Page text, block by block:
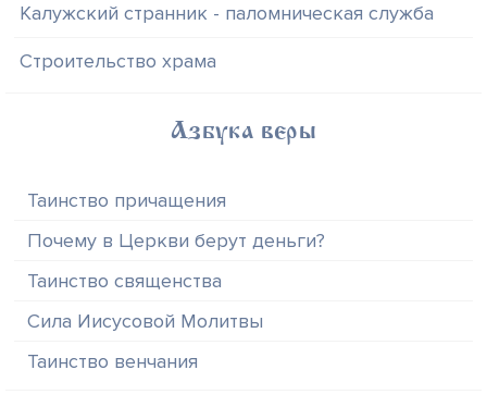
Калужский странник - паломническая служба
Строительство храма
Азбука веры
Таинство причащения
Почему в Церкви берут деньги?
Таинство священства
Сила Иисусовой Молитвы
Таинство венчания